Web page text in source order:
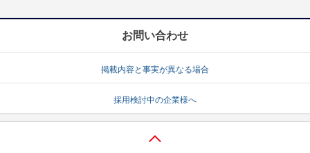
お問い合わせ
掲載内容と事実が異なる場合
採用検討中の企業様へ